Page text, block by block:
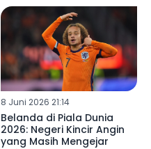
8 Juni 2026 21:14
Belanda di Piala Dunia
2026: Negeri Kincir Angin
yang Masih Mengejar